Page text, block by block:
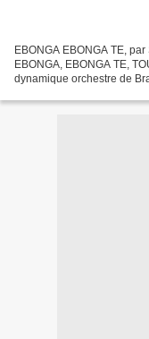
EBONGA EBONGA TE,
EBONGA, EBONGA TE,
dynamique orchestre de